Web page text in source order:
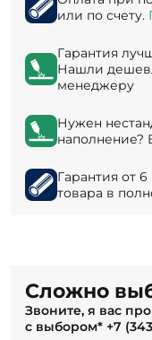
или по счету.
Гарантия
Нашли
менеджеру
Нужен
наполнение?
Гарантия от
товара в
Сложно
Звоните, я вас
с выбором* +7